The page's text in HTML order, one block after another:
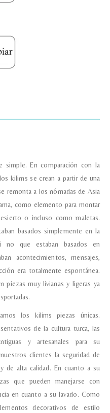
simple. En comparación con la
kilims se crean a partir de una
remonta a los nómadas de Asia
como elemento para montar
o incluso como maletas.
basados simplemente en la
no que estaban basados en
acontecimientos, mensajes,
era totalmente espontánea.
piezas muy livianas y ligeras ya
los kilims piezas únicas.
de la cultura turca, las
y artesanales para su
clientes la seguridad de
de alta calidad. En cuanto a su
que pueden manejarse con
en cuanto a su lavado. Como
decorativos de estilo